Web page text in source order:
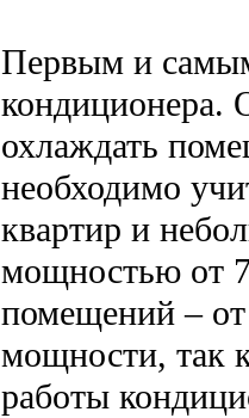
Первым и
кондиционера.
охлаждать
необходимо
квартир и
мощностью от
помещений –
мощности, так
работы